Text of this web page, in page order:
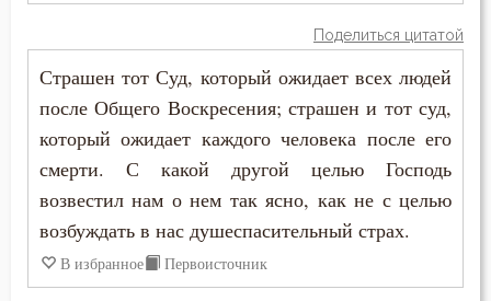
Ересь
Женщина
Жизнь
Жизнь вечная
Забота
Загробная жизнь
Поделиться цитатой
Страшен тот Суд, который ожидает всех людей
после Общего Воскресения; страшен и тот суд,
который ожидает каждого человека после его
смерти. С какой другой целью Господь
возвестил нам о нем так ясно, как не с целью
возбуждать в нас душеспасительный страх.
В избранное Первоисточник